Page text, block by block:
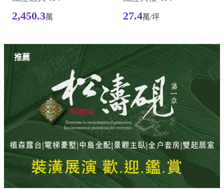
2,450.3萬 27.4萬/坪
載入失敗，請重新整理
推薦